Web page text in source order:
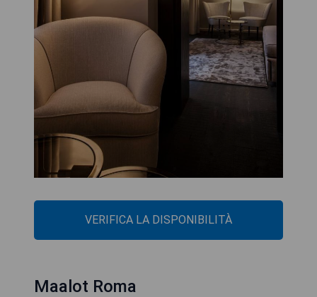
VERIFICA LA DISPONIBILITÀ
Maalot Roma